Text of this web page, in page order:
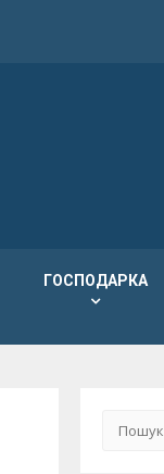
ГОСПОДАРКА
Пошук: